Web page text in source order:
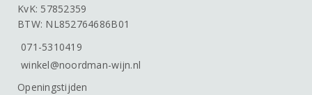
KvK: 57852359
BTW: NL852764686B01
071-5310419
winkel@noordman-wijn.nl
Openingstijden